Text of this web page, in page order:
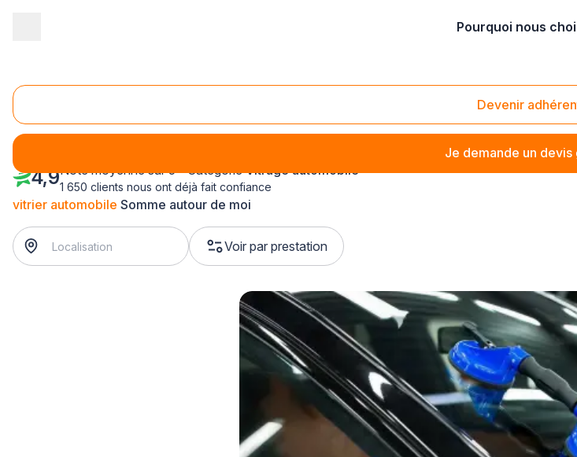
Pourquoi nous
Devenir
Je demande un devis
Vitrier automobile Somme (80)
vitrier automobile Somme autour de moi
Voir par prestation
4,9Note moyenne sur 5 - CatégorieVitrage automobile
1 650 clients nous ont déjà fait confiance